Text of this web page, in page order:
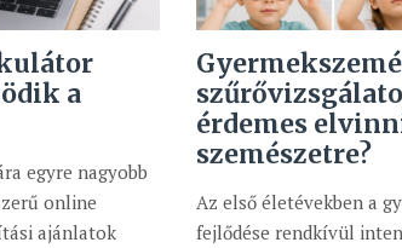
a
egyre nagyobb
online
ajánlatok
érdemes
szemészetre?
Az első életévekben a
fejlődése rendkívül